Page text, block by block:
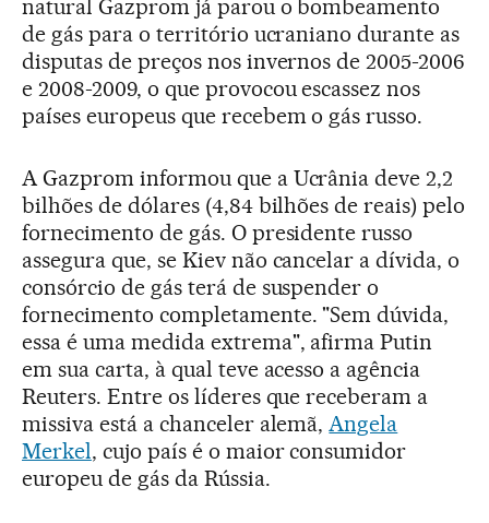
natural Gazprom já parou o bombeamento
de gás para o território ucraniano durante as
disputas de preços nos invernos de 2005-2006
e 2008-2009, o que provocou escassez nos
países europeus que recebem o gás russo.
A Gazprom informou que a Ucrânia deve 2,2
bilhões de dólares (4,84 bilhões de reais) pelo
fornecimento de gás. O presidente russo
assegura que, se Kiev não cancelar a dívida, o
consórcio de gás terá de suspender o
fornecimento completamente. "Sem dúvida,
essa é uma medida extrema", afirma Putin
em sua carta, à qual teve acesso a agência
Reuters. Entre os líderes que receberam a
missiva está a chanceler alemã,Angela
Merkel, cujo país é o maior consumidor
europeu de gás da Rússia.